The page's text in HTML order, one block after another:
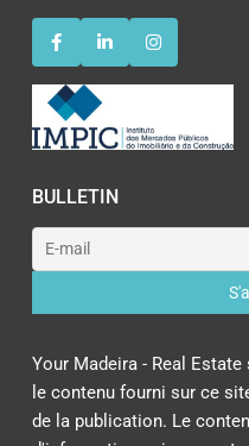
BULLETIN
Your Madeira - Real
le contenu fourni sur ce
de la publication. Le